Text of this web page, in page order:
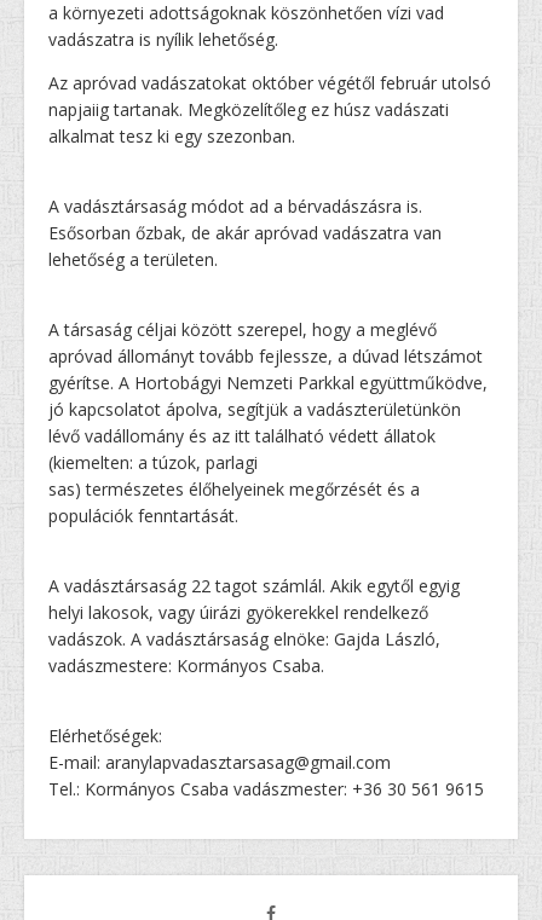
a környezeti adottságoknak köszönhetően vízi vad
vadászatra is nyílik lehetőség.
Az apróvad vadászatokat október végétől február utolsó
napjaiig tartanak. Megközelítőleg ez húsz vadászati
alkalmat tesz ki egy szezonban.
A vadásztársaság módot ad a bérvadászásra is.
Esősorban őzbak, de akár apróvad vadászatra van
lehetőség a területen.
A társaság céljai között szerepel, hogy a meglévő
apróvad állományt tovább fejlessze, a dúvad létszámot
gyérítse. A Hortobágyi Nemzeti Parkkal együttműködve,
jó kapcsolatot ápolva, segítjük a vadászterületünkön
lévő vadállomány és az itt található védett állatok
(kiemelten: a túzok, parlagi
sas) természetes élőhelyeinek megőrzését és a
populációk fenntartását.
A vadásztársaság 22 tagot számlál. Akik egytől egyig
helyi lakosok, vagy úirázi gyökerekkel rendelkező
vadászok. A vadásztársaság elnöke: Gajda László,
vadászmestere: Kormányos Csaba.
Elérhetőségek:
E-mail: aranylapvadasztarsasag@gmail.com
Tel.: Kormányos Csaba vadászmester: +36 30 561 9615